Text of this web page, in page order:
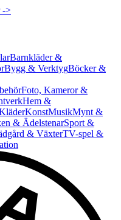
->
Barnkläder &
Bygg & VerktygBöcker &
Foto, Kameror &
Hem &
KonstMusikMynt &
& ÄdelstenarSport &
& VäxterTV-spel &